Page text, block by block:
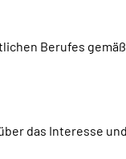
Berufes
das Interesse